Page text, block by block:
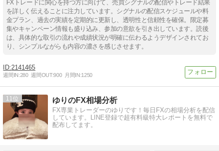
FXトレードに関心を持つ方に向けて、売買シグナルの配信やトレード結果
を詳しく伝えることに注力しています。シグナルの配信スケジュールや料
金プラン、過去の実績を定期的に更新し、透明性と信頼性を確保。限定募
集やキャンペーン情報も盛り込み、参加の意欲を引き出しています。読後
は、具体的な取引の流れや成績状況が明確に伝わるようデザインされてお
り、シンプルながらも内容の濃さを感じさせます。
2141465
週間IN:280 週間OUT:900 月間IN:1250
11 ゆりのFX相場分析
FX専業トレーダーのゆりです！毎日FXの相場分析を配信
しています。LINE登録で超有料級特大レポートを無料で
配布してます。